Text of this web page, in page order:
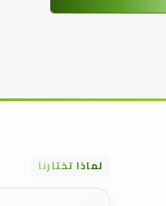
لماذا تختارنا